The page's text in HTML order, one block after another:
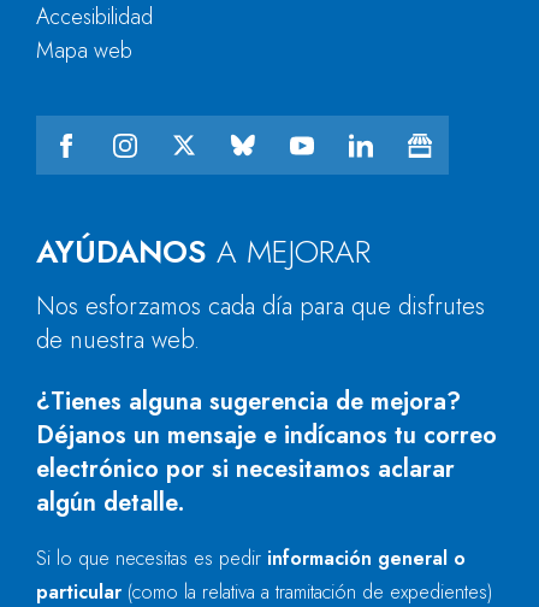
AYÚDANOS A MEJORAR
Nos esforzamos cada día para que disfrutes
de nuestra web.
¿Tienes alguna sugerencia de mejora?
Déjanos un mensaje e indícanos tu correo
electrónico por si necesitamos aclarar
algún detalle.
Si lo que necesitas es pedir información general o
particular (como la relativa a tramitación de expedientes)
Accesibilidad
Mapa web